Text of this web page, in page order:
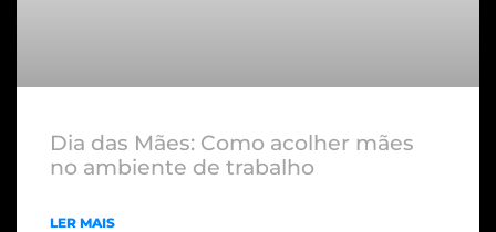
Dia das Mães: Como acolher mães
no ambiente de trabalho
LER MAIS